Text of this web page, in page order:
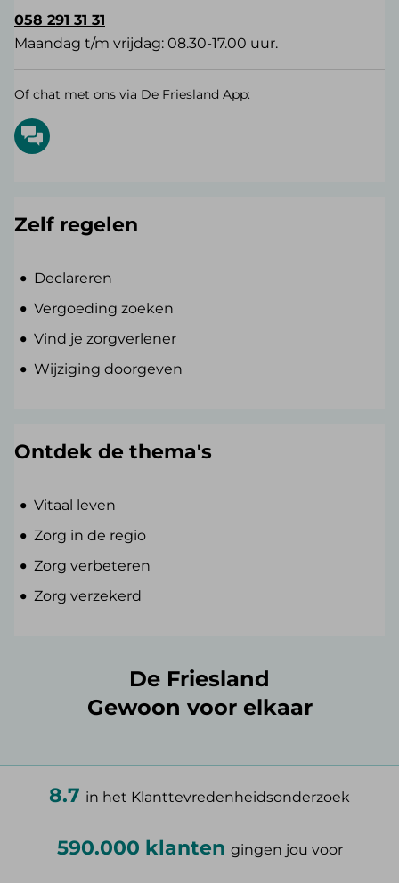
058 291 31 31
Maandag t/m vrijdag: 08.30-17.00 uur.
Of chat met ons via De Friesland App:
Zelf regelen
Declareren
Vergoeding zoeken
Vind je zorgverlener
Wijziging doorgeven
Ontdek de thema's
Vitaal leven
Zorg in de regio
Zorg verbeteren
Zorg verzekerd
De Friesland
Gewoon voor elkaar
8.7 in het Klanttevredenheidsonderzoek
590.000 klanten gingen jou voor